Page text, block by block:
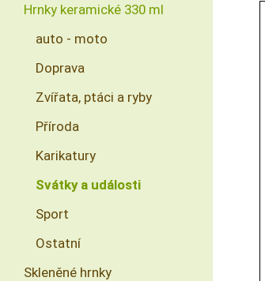
Hrnky keramické 330 ml
auto - moto
Doprava
Zvířata, ptáci a ryby
Příroda
Karikatury
Svátky a události
Sport
Ostatní
Skleněné hrnky